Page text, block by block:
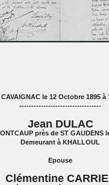
CAVAIGNAC le 12 Octobre 1895 à
----------------------------------
Jean DULAC
près de ST GAUDENS
Demeurant à KHALLOUL
Epouse
Clémentine